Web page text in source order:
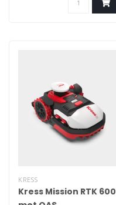
KRESS
Kress Mission RTK 600